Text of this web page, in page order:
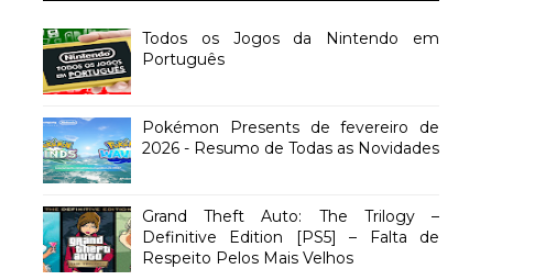
Todos os Jogos da Nintendo em
Português
Pokémon Presents de fevereiro de
2026 - Resumo de Todas as Novidades
Grand Theft Auto: The Trilogy –
Definitive Edition [PS5] – Falta de
Respeito Pelos Mais Velhos